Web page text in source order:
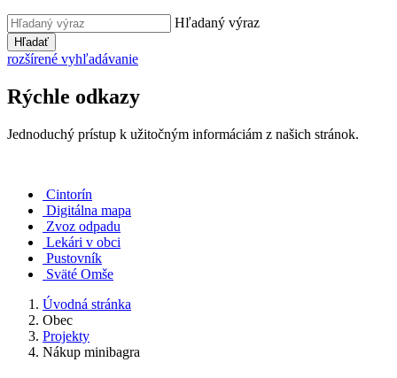
Hľadaný výraz
Hľadať
rozšírené vyhľadávanie
Rýchle odkazy
Jednoduchý prístup k užitočným informáciám z našich stránok.
Cintorín
Digitálna mapa
Zvoz odpadu
Lekári v obci
Pustovník
Sväté Omše
Úvodná stránka
Obec
Projekty
Nákup minibagra